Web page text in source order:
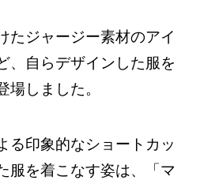
たジャージー素材のアイ
、自らデザインした服を
場しました。
る印象的なショートカッ
服を着こなす姿は、「マ